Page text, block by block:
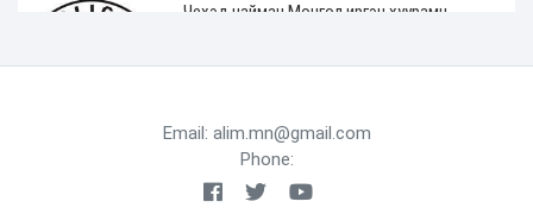
Чехэд найман Монгол иргэн хуурамч
ХАН-УУЛ ДҮҮРГИЙН ДЭРГЭДЭХ
БАЙГУУЛЛАГУУДЫН УДИРДАХ АЖИЛТНЫ
Email: alim.mn@gmail.com
Phone: